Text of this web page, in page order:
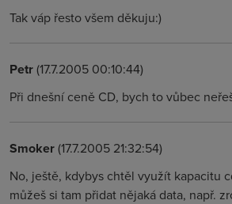
Tak váp řesto všem děkuju:)
Petr(17.7.2005 00:10:44)
Při dnešní ceně CD, bych to vůbec
Smoker(17.7.2005 21:32:54)
No, ještě, kdybys chtěl využít kapacitu
můžeš si tam přidat nějaká data, např.